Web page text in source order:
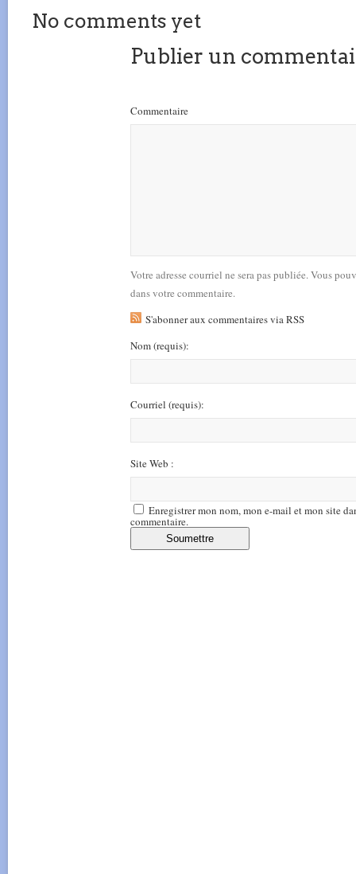
No comments yet
Publier un
Commentaire
Votre adresse courriel ne sera pas publiée. Vous
dans votre commentaire.
S'abonner aux commentaires via RSS
Nom(requis):
Courriel (requis):
Site Web :
Enregistrer mon nom, mon e-mail et mon site
commentaire.